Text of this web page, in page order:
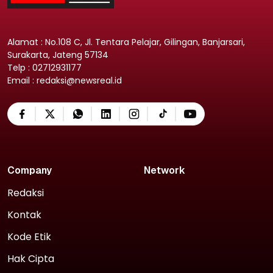
Alamat : No.108 C, Jl. Tentara Pelajar, Gilingan, Banjarsari,
Surakarta, Jateng 57134
Telp : 02712931177
Email : redaksi@newsreal.id
Company
Redaksi
Kontak
Kode Etik
Hak Cipta
Network